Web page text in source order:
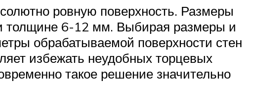
ровную поверхность. Размеры
толщине 6-12 мм. Выбирая размеры и
обрабатываемой поверхности стен
избежать неудобных торцевых
такое решение значительно